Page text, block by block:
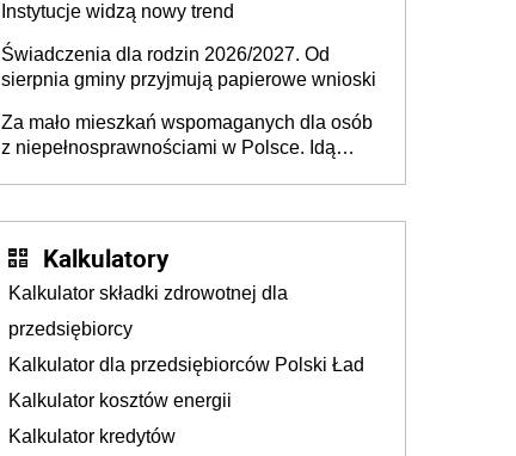
osób prawnych z udziałem partnera
prywatnego wyłonionego zgodnie z
ustawą z dnia 19 grudnia 2008 r. o
partnerstwie publiczno-prywatnym
Instytucje widzą nowy trend
Świadczenia dla rodzin 2026/2027. Od
sierpnia gminy przyjmują papierowe wnioski
Za mało mieszkań wspomaganych dla osób
z niepełnosprawnościami w Polsce. Idą
Kalkulatory
Kalkulator składki zdrowotnej dla
przedsiębiorcy
Kalkulator dla przedsiębiorców Polski Ład
Kalkulator kosztów energii
Kalkulator kredytów